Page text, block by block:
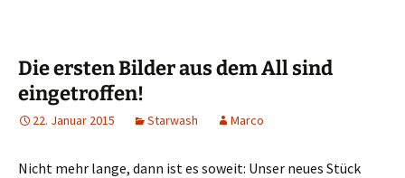
Die ersten Bilder aus dem All sind
eingetroffen!
22. Januar 2015 Starwash Marco
Nicht mehr lange, dann ist es soweit: Unser neues Stück